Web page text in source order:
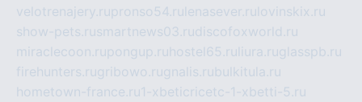
velotrenajery.rupronso54.ru lenasever.ru lovinskix.ru
show-pets.rusmartnews03.rudiscofoxworld.ru
miraclecoon.rupongup.ru hostel65.ru liura.ruglasspb.ru
firehunters.rugribowo.rugnalis.rubulkitula.ru
hometown-france.ru1-xbeticricetc-1-xbetti-5.ru